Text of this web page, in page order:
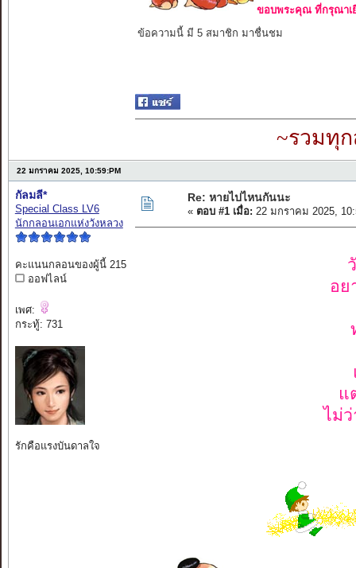
ขอบพระคุณ ที่กรุณาเ
ข้อความนี้ มี 5 สมาชิก มาชื่นชม
~รวมทุ
22 มกราคม 2025, 10:59:PM
กัลมลี*
Special Class LV6
นักกลอนเอกแห่งวังหลวง
คะแนนกลอนของผู้นี้ 215
ออฟไลน์
เพศ:
กระทู้: 731
รักคือแรงบันดาลใจ
Re: หายไปไหนกันนะ
« ตอบ #1 เมื่อ: 22 มกราคม 2025,
อย
แ
ไม่